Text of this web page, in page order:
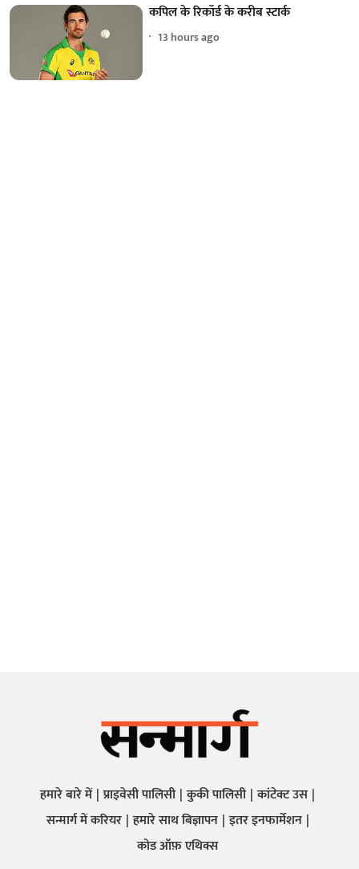
कपिल के रिकॉर्ड के करीब स्टार्क
13 hours ago
हमारे बारे में प्राइवेसी पालिसी कुकी पालिसी कांटेक्ट उस
सन्मार्ग में करियर हमारे साथ बिज्ञापन इतर इनफार्मेशन
कोड ऑफ़ एथिक्स